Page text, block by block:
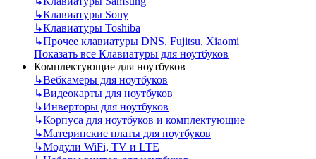
↳Клавиатуры Sony
↳Клавиатуры Toshiba
↳Прочее клавиатуры DNS, Fujitsu, Xiaomi
Показать все Клавиатуры для ноутбуков
Комплектующие для ноутбуков
↳Вебкамеры для ноутбуков
↳Видеокарты для ноутбуков
↳Инверторы для ноутбуков
↳Корпуса для ноутбуков и комплектующие
↳Материнские платы для ноутбуков
↳Модули WiFi, TV и LTE